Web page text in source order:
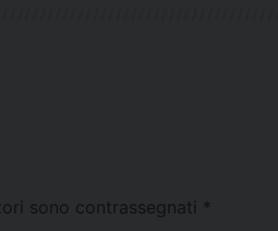
sono contrassegnati *